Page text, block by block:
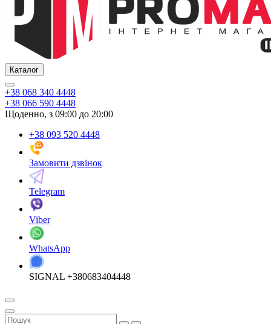
Каталог
+38 068 340 4448
+38 066 590 4448
Щоденно, з 09:00 до 20:00
+38 093 520 4448
Замовити дзвінок
Telegram
Viber
WhatsApp
SIGNAL +380683404448